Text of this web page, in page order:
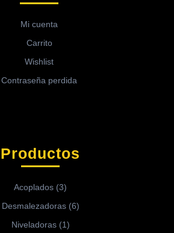
Mi cuenta
Carrito
Wishlist
Contraseña perdida
Productos
Acoplados (3)
Desmalezadoras (6)
Niveladoras (1)